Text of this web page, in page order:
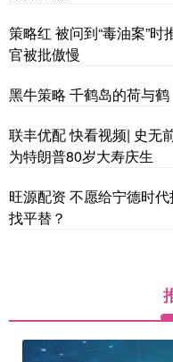
策略红 被问到“毒油案”
官被批傲慢
黑牛策略 千鹤岛的荷与鹤
联丰优配 快看视频| 史无
为特朗普80岁大寿庆生
旺源配资 不愿给宁德时
找平替？